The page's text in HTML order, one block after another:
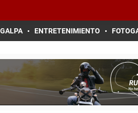
ENTRETENIMIENTO